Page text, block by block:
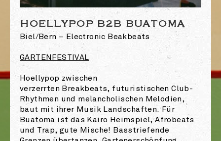
HOELLYPOP B2B BUATOMA
Biel/Bern – Electronic Beakbeats
GARTENFESTIVAL
Hoellypop zwischen
verzerrten Breakbeats, futuristischen Club-
Rhythmen und melancholischen Melodien,
baut mit ihrer Musik Landschaften. Für
Buatoma ist das Kairo Heimspiel, Afrobeats
und Trap, gute Mische! Basstriefende